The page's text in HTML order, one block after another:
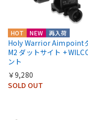
HOT NEW 再入荷
Holy Warrior Aimpoint
M2 ダットサイト +
ント
￥9,280
SOLD OUT